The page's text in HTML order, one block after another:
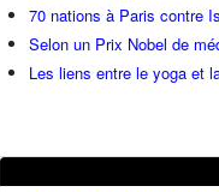
70 nations à Paris contre
Selon un Prix Nobel de
Les liens entre le yoga et